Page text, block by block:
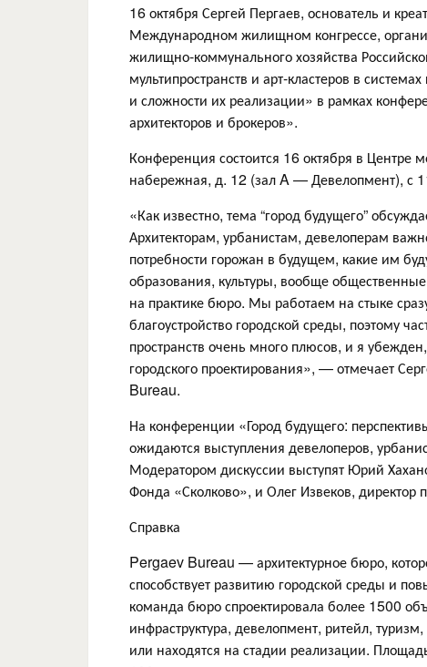
16 октября Сергей Пергаев, основатель и
Международном жилищном конгрессе,
жилищно-коммунального хозяйства
мультипространств и арт-кластеров в
и сложности их реализации» в рамках
архитекторов и брокеров».
Конференция состоится 16 октября в Центре
набережная, д. 12 (зал A — Девелопмент), с
«Как известно, тема “город будущего”
Архитекторам, урбанистам, девелоперам
потребности горожан в будущем, какие им
образования, культуры, вообще
на практике бюро. Мы работаем на стыке
благоустройство городской среды, поэтому
пространств очень много плюсов, и я
городского проектирования», — отмечает
Bureau.
На конференции «Город будущего:
ожидаются выступления девелоперов,
Модератором дискуссии выступят Юрий
Фонда «Сколково», и Олег Извеков,
Справка
Pergaev Bureau — архитектурное бюро,
способствует развитию городской среды и
команда бюро спроектировала более 1500
инфраструктура, девелопмент, ритейл,
или находятся на стадии реализации.